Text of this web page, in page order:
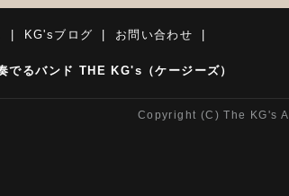
KG'sブログ お問い合わせ
でるバンド THE KG's（ケージーズ）
Copyright (C) The KG's